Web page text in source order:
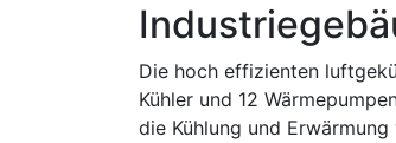
Die hoch effizienten
Kühler und 12
die Kühlung und